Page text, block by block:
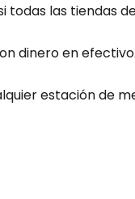
las tiendas
dinero en efectivo.
estación de